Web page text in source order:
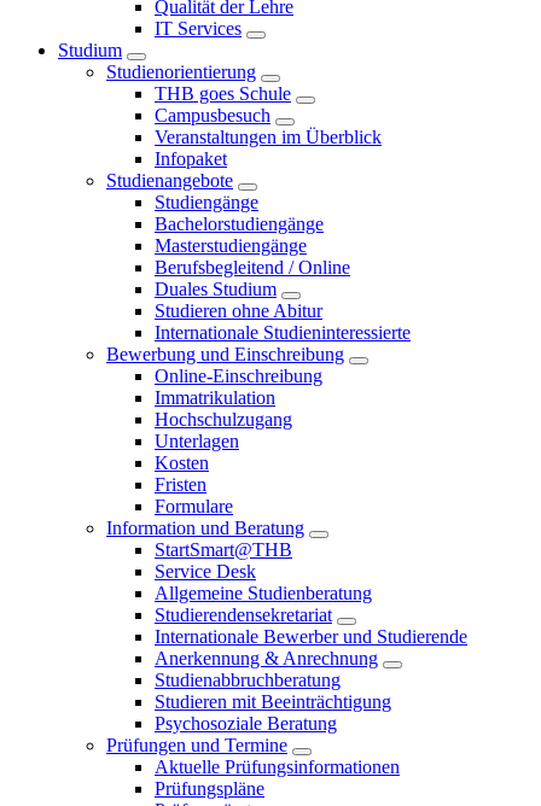
Qualität der Lehre
IT Services
Studium
Studienorientierung
THB goes Schule
Campusbesuch
Veranstaltungen im Überblick
Infopaket
Studienangebote
Studiengänge
Bachelorstudiengänge
Masterstudiengänge
Berufsbegleitend / Online
Duales Studium
Studieren ohne Abitur
Internationale Studieninteressierte
Bewerbung und Einschreibung
Online-Einschreibung
Immatrikulation
Hochschulzugang
Unterlagen
Kosten
Fristen
Formulare
Information und Beratung
StartSmart@THB
Service Desk
Allgemeine Studienberatung
Studierendensekretariat
Internationale Bewerber und Studierende
Anerkennung & Anrechnung
Studienabbruchberatung
Studieren mit Beeinträchtigung
Psychosoziale Beratung
Prüfungen und Termine
Aktuelle Prüfungsinformationen
Prüfungspläne